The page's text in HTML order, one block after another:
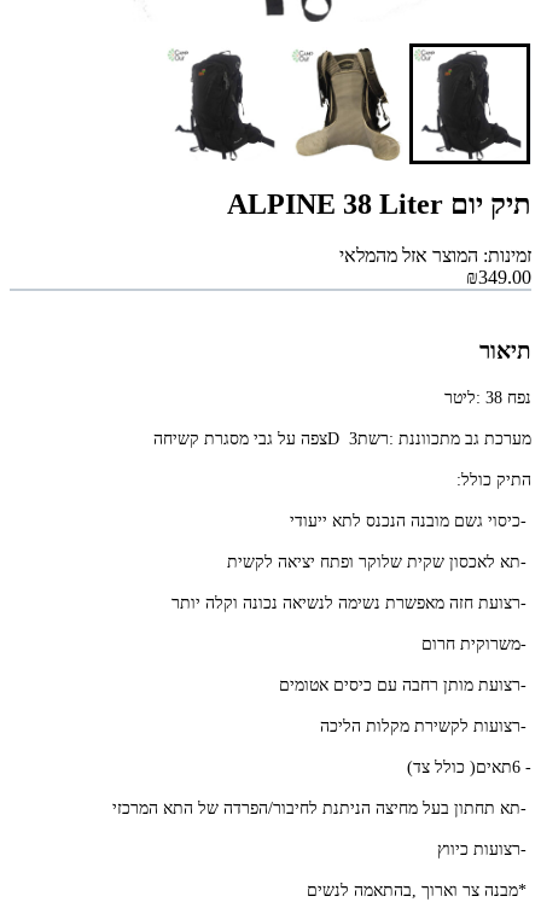
תיק יום ALPINE 38 Liter
זמינות: המוצר אזל מהמלאי
₪349.00
תיאור
נפח : 38ליטר
מערכת גב מתכווננת :רשת3
Dצפה על גבי מסגרת קשיחה
התיק כולל:
-כיסוי גשם מובנה הנכנס לתא ייעודי
-תא לאכסון שקית שלוקר ופתח יציאה לקשית
-רצועת חזה מאפשרת נשימה לנשיאה נכונה וקלה יותר
-משרוקית חרום
-רצועת מותן רחבה עם כיסים אטומים
-רצועות לקשירת מקלות הליכה
-
6תאים) כולל צד(
-תא תחתון בעל מחיצה הניתנת לחיבור/הפרדה של התא המרכזי
-רצועות כיווץ
*מבנה צר וארוך ,בהתאמה לנשים